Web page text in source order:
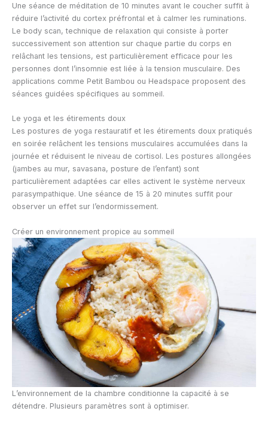
Une séance de méditation de 10 minutes avant le coucher suffit à
réduire l’activité du cortex préfrontal et à calmer les ruminations.
Le body scan, technique de relaxation qui consiste à porter
successivement son attention sur chaque partie du corps en
relâchant les tensions, est particulièrement efficace pour les
personnes dont l’insomnie est liée à la tension musculaire. Des
applications comme Petit Bambou ou Headspace proposent des
séances guidées spécifiques au sommeil.
Le yoga et les étirements doux
Les postures de yoga restauratif et les étirements doux pratiqués
en soirée relâchent les tensions musculaires accumulées dans la
journée et réduisent le niveau de cortisol. Les postures allongées
(jambes au mur, savasana, posture de l’enfant) sont
particulièrement adaptées car elles activent le système nerveux
parasympathique. Une séance de 15 à 20 minutes suffit pour
observer un effet sur l’endormissement.
Créer un environnement propice au sommeil
L’environnement de la chambre conditionne la capacité à se
détendre. Plusieurs paramètres sont à optimiser.